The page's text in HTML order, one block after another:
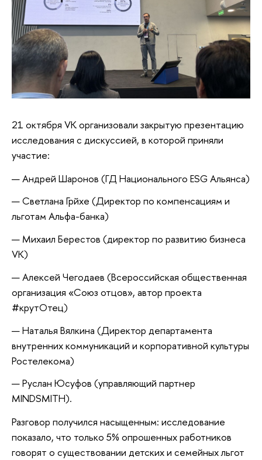
21 октября VK организовали закрытую презентацию
исследования с дискуссией, в которой приняли
участие:
Андрей Шаронов (ГД Национального ESG Альянса)
Светлана Грйхе (Директор по компенсациям и
льготам Альфа-банка)
Михаил Берестов (директор по развитию бизнеса
VK)
Алексей Чегодаев (Всероссийская общественная
организация «Союз отцов», автор проекта
#крутОтец)
Наталья Вялкина (Директор департамента
внутренних коммуникаций и корпоративной культуры
Ростелекома)
Руслан Юсуфов (управляющий партнер
MINDSMITH).
Разговор получился насыщенным: исследование
показало, что только 5% опрошенных работников
говорят о существовании детских и семейных льгот